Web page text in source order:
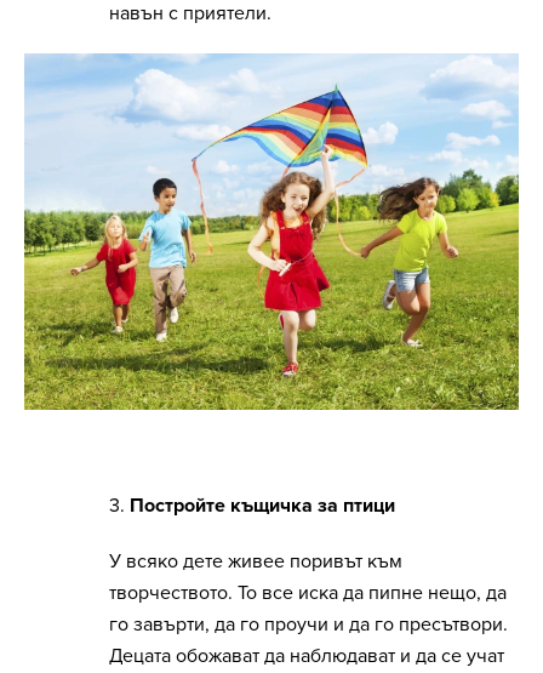
навън с приятели.
3. Постройте къщичка за птици
У всяко дете живее поривът към
творчеството. То все иска да пипне нещо, да
го завърти, да го проучи и да го пресътвори.
Децата обожават да наблюдават и да се учат